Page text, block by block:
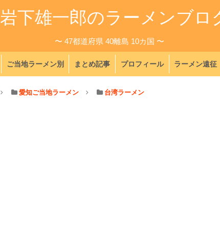
岩下雄一郎のラーメンブロ
〜 47都道府県 40離島 10カ国 〜
ご当地ラーメン別 まとめ記事 プロフィール ラーメン遠征
愛知ご当地ラーメン 台湾ラーメン